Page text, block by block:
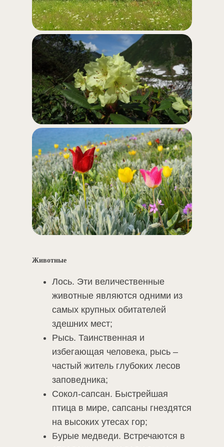
Животные
Лось. Эти величественные
животные являются одними из
самых крупных обитателей
здешних мест;
Рысь. Таинственная и
избегающая человека, рысь –
частый житель глубоких лесов
заповедника;
Сокол-сапсан. Быстрейшая
птица в мире, сапсаны гнездятся
на высоких утесах гор;
Бурые медведи. Встречаются в